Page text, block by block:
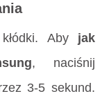
Aby jak
, naciśnij
3-5 sekund.